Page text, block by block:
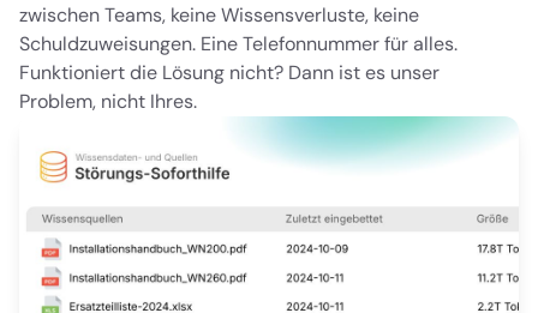
zwischen Teams, keine Wissensverluste, keine
Schuldzuweisungen. Eine Telefonnummer für alles.
Funktioniert die Lösung nicht? Dann ist es unser
Problem, nicht Ihres.